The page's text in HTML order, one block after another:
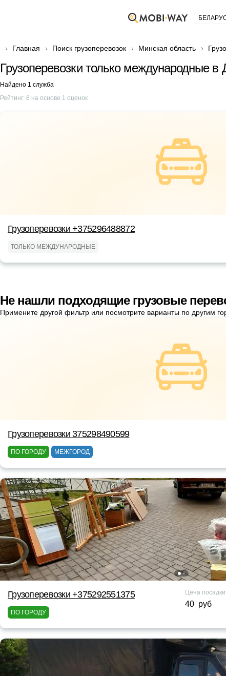
Главная Поиск грузоперевозок Минская область
Грузоперевозки только международные в
Найдено 1 служба
Рейтинг: 8 на основе 1 оценок
Грузоперевозки +375296488872
ТОЛЬКО МЕЖДУНАРОДНЫЕ
Не нашли подходящие грузовые
Примените другой фильтр или посмотрите варианты по другим
Грузоперевозки 375298490599
ПО ГОРОДУ МЕЖГОРОД
Грузоперевозки +375292551375
ПО ГОРОДУ
Цена посадки
40 руб